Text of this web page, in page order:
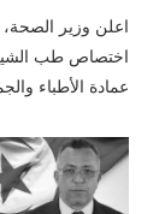
اعلن وزير
اختصاص طب
عمادة الأطباء